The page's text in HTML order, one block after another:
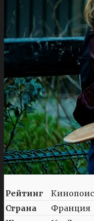
Рейтинг
Страна
Франция